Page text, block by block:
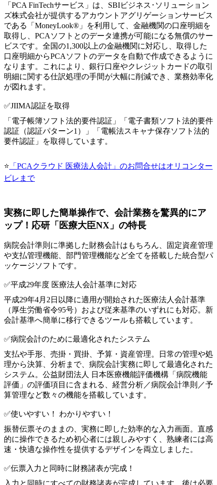
「PCA FinTechサービス」は、SBIビジネス･ソリューション
ズ株式会社が提供するアカウントアグリゲーションサービス
である「MoneyLook®」を利用して、金融機関の口座明細を
取得し、PCAソフトとのデータ連携が可能になる無償のサー
ビスです。全国の1,300以上の金融機関に対応し、取得した
口座明細からPCAソフトのデータを自動で作成できるように
なります。これにより、銀行口座やクレジットカードの取引
明細に関する仕訳処理の手間が大幅に削減でき、業務効率化
が図れます。
✅JIIMA認証を取得
「電子帳簿ソフト法的要件認証」「電子書類ソフト法的要件
認証（認証パターン1）」「電帳法スキャナ保存ソフト法的
要件認証」を取得しています。
⭐ 「PCAクラウド 医療法人会計」のお問合せはオリコンター
ビレまで
実務に即した簡単操作で、会計業務を驚異的にア
ップ！応研「医療大臣NX」の特長
病院会計準則に準拠した財務会計はもちろん、固定資産管理
や支払管理機能、部門管理機能など全てを搭載した統合型パ
ッケージソフトです。
✅平成29年度 医療法人会計基準に対応
平成29年4月2日以降に適用が開始された医療法人会計基準
（厚生労働省令95号）および従来基準のいずれにも対応。新
会計基準へ簡単に移行できるツールも搭載しています。
✅病院会計のために最適化されたシステム
支払や手形、売掛・買掛、予算・資産管理。日常の管理や処
理から決算、分析まで、病院会計実務に即して最適化された
システム。公益財団法人 日本医療機能評価機構「病院機能
評価」の評価項目に含まれる、経営分析／病院会計準則／予
算管理など数々の機能を搭載しています。
✅使いやすい！ わかりやすい！
振替伝票そのままの、実務に即した効率的な入力画面。直感
的に操作できるため初心者には親しみやすく、熟練者には高
速・快適な操作性を提供するデザインを両立しました。
✅伝票入力と同時に財務諸表が完成！